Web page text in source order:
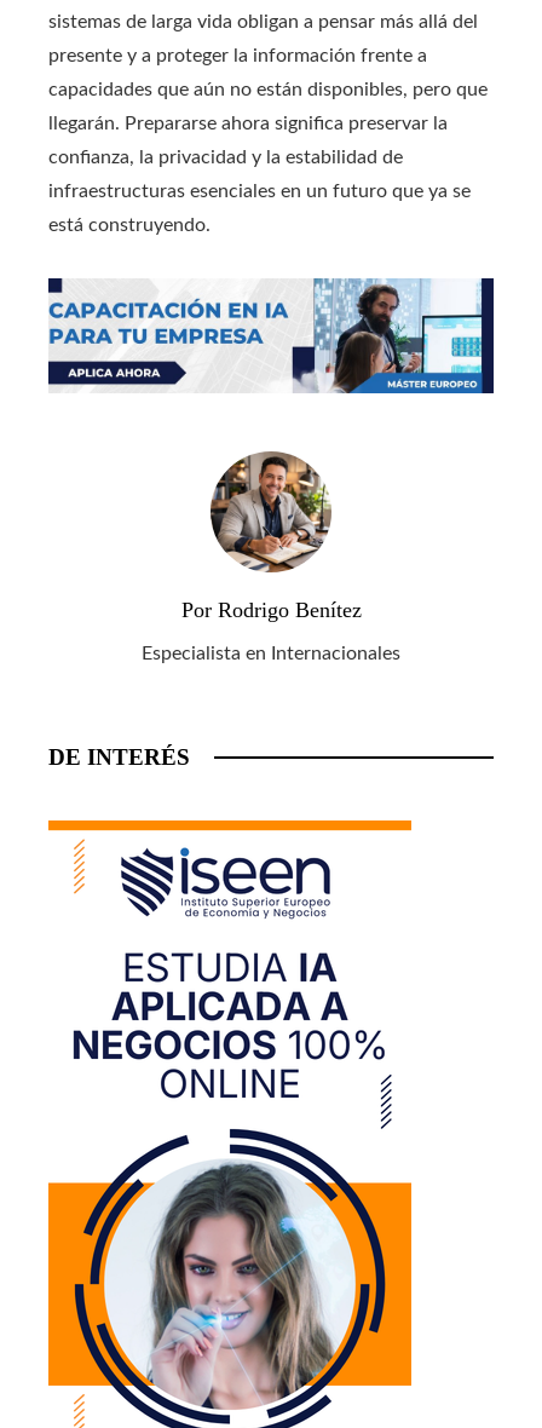
sistemas de larga vida obligan a pensar más allá del
presente y a proteger la información frente a
capacidades que aún no están disponibles, pero que
llegarán. Prepararse ahora significa preservar la
confianza, la privacidad y la estabilidad de
infraestructuras esenciales en un futuro que ya se
está construyendo.
Por Rodrigo Benítez
Especialista en Internacionales
DE INTERÉS